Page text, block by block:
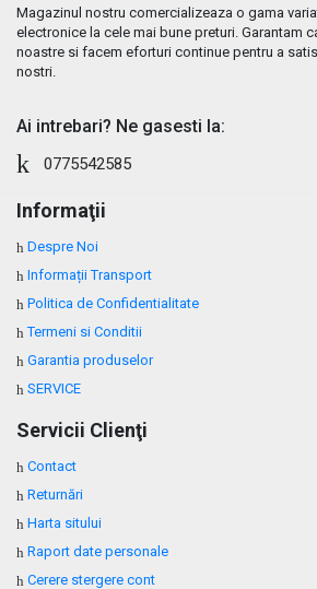
Magazinul nostru comercializeaza o gama
electronice la cele mai bune preturi. Garantam
noastre si facem eforturi continue pentru a
nostri.
Ai intrebari? Ne gasesti la:
0775542585
Informaţii
Despre Noi
Informații Transport
Politica de Confidentialitate
Termeni si Conditii
Garantia produselor
SERVICE
Servicii Clienţi
Contact
Returnări
Harta sitului
Raport date personale
Cerere stergere cont